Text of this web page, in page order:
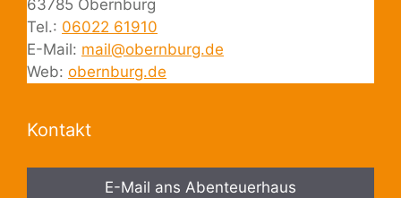
63785 Obernburg
Tel.: 06022 61910
E-Mail: mail@obernburg.de
Web: obernburg.de
Kontakt
E-Mail ans Abenteuerhaus